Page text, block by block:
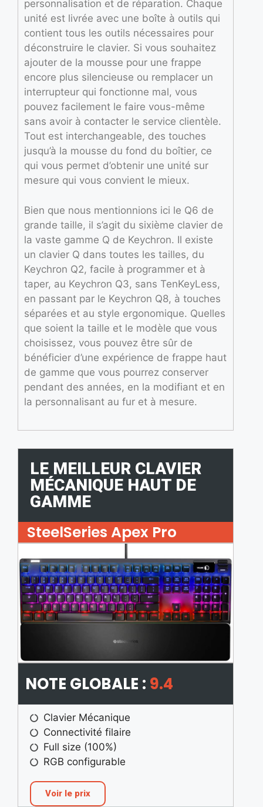
personnalisation et de réparation. Chaque
unité est livrée avec une boîte à outils qui
contient tous les outils nécessaires pour
déconstruire le clavier. Si vous souhaitez
ajouter de la mousse pour une frappe
encore plus silencieuse ou remplacer un
interrupteur qui fonctionne mal, vous
pouvez facilement le faire vous-même
sans avoir à contacter le service clientèle.
Tout est interchangeable, des touches
jusqu’à la mousse du fond du boîtier, ce
qui vous permet d’obtenir une unité sur
mesure qui vous convient le mieux.
Bien que nous mentionnions ici le Q6 de
grande taille, il s’agit du sixième clavier de
la vaste gamme Q de Keychron. Il existe
un clavier Q dans toutes les tailles, du
Keychron Q2, facile à programmer et à
taper, au Keychron Q3, sans TenKeyLess,
en passant par le Keychron Q8, à touches
séparées et au style ergonomique. Quelles
que soient la taille et le modèle que vous
choisissez, vous pouvez être sûr de
bénéficier d’une expérience de frappe haut
de gamme que vous pourrez conserver
pendant des années, en la modifiant et en
la personnalisant au fur et à mesure.
LE MEILLEUR CLAVIER
MÉCANIQUE HAUT DE
GAMME
SteelSeries Apex Pro
NOTE GLOBALE : 9.4
Clavier Mécanique
Connectivité filaire
Full size (100%)
RGB configurable
Voir le prix